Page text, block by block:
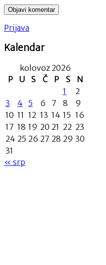
Prijava
Kalendar
kolovoz 2026
P
U S Č P S
N
1
2
3
4 5 6 7 8
9
10 11 12 13 14 15 16
17 18 19 20 21 22 23
24 25 26 27 28 29 30
31
« srp